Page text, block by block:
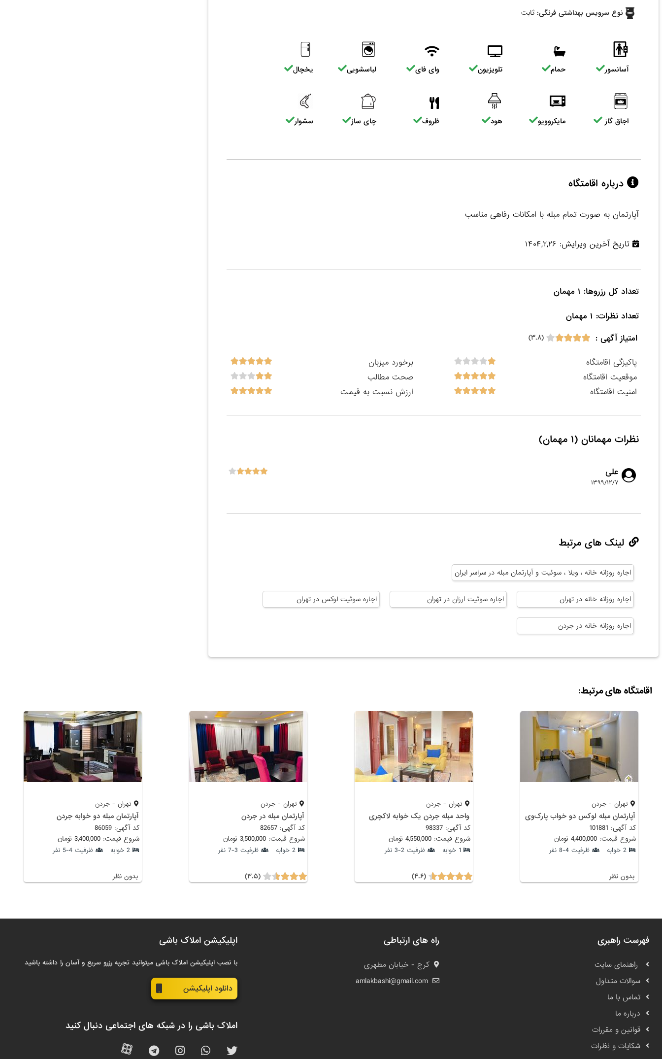
نوع سرویس بهداشتی فرنگی: ثابت
آسانسور حمام تلویزیون وای فای لباسشویی یخچال
اجاق گاز مایکروویو هود ظروف چای ساز سشوار
درباره اقامتگاه
آپارتمان به صورت تمام مبله با امکانات رفاهی مناسب
تاریخ آخرین ویرایش: ۱۴۰۴,۲,۲۶
تعداد نظرات: ۱ مهمان
امتیاز آگهی :
(۳.۸)
پاکیزگی اقامتگاه
برخورد میزبان
موقعیت اقامتگاه
صحت مطالب
امنیت اقامتگاه
ارزش نسبت به قیمت
نظرات مهمانان (۱ مهمان)
علی
۱۳۹۹/۱۲/۷
لینک های مرتبط
اجاره روزانه خانه ، ویلا ، سوئیت و آپارتمان مبله در سراسر ایران
اجاره روزانه خانه در تهران اجاره سوئیت ارزان در تهران اجاره سوئیت لوکس در تهران
اجاره روزانه خانه در جردن
اقامتگاه های مرتبط:
تهران - جردن
آپارتمان مبله لوکس دو خواب پارک‌وی
کد آگهی: 101881
شروع قیمت: 4,400,000 تومان
2 خوابه ظرفیت 4-8 نفر
بدون نظر
تهران - جردن
واحد مبله جردن یک خوابه لاکچری
کد آگهی: 98337
شروع قیمت: 4,550,000 تومان
1 خوابه ظرفیت 2-3 نفر
(۴.۶)
تهران - جردن
آپارتمان مبله در جردن
کد آگهی: 82657
شروع قیمت: 3,500,000 تومان
2 خوابه ظرفیت 3-7 نفر
(۳.۵)
تهران - جردن
آپارتمان مبله دو خوابه جردن
کد آگهی: 86059
شروع قیمت: 3,400,000 تومان
2 خوابه ظرفیت 4-5 نفر
بدون نظر
فهرست راهبری
راهنمای سایت
سوالات متداول
تماس با ما
درباره ما
قوانین و مقررات
شکایات و نظرات
راه های ارتباطی
کرج - خیابان مطهری
amlakbashi@gmail.com
اپلیکیشن املاک باشی
با نصب اپلیکیشن املاک باشی میتوانید تجربه رزرو سریع و آسان را داشته باشید
دانلود اپلیکیشن
املاک باشی را در شبکه های اجتماعی دنبال کنید